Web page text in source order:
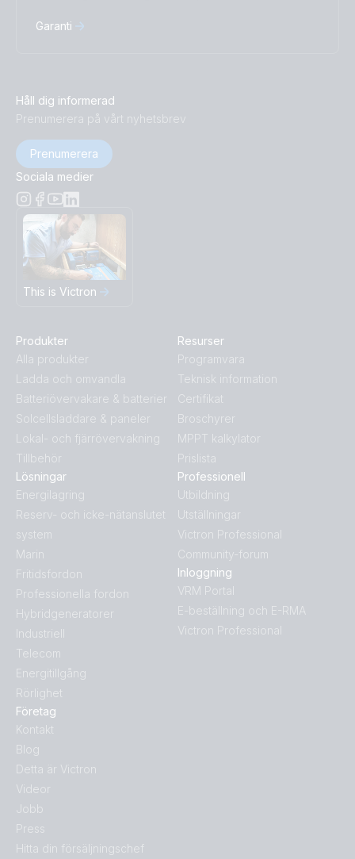
Garanti
Håll dig informerad
Prenumerera på vårt nyhetsbrev
Prenumerera
Sociala medier
This is Victron
Produkter
Alla produkter
Ladda och omvandla
Batteriövervakare & batterier
Solcellsladdare & paneler
Lokal- och fjärrövervakning
Tillbehör
Lösningar
Energilagring
Reserv- och icke-nätanslutet
system
Marin
Fritidsfordon
Professionella fordon
Hybridgeneratorer
Industriell
Telecom
Energitillgång
Rörlighet
Företag
Kontakt
Blog
Detta är Victron
Videor
Jobb
Press
Hitta din försäljningschef
Resurser
Programvara
Teknisk information
Certifikat
Broschyrer
MPPT kalkylator
Prislista
Professionell
Utbildning
Utställningar
Victron Professional
Community-forum
Inloggning
VRM Portal
E-beställning och E-RMA
Victron Professional